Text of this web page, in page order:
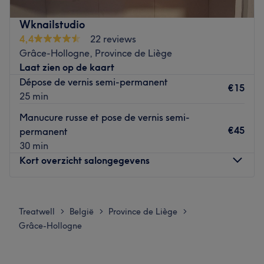
tout comme la peau et le maquillage-soin. En tant que
partenaire et formatrice de La Biosthétique Paris, Katty,
coiffeuse, coloriste et esthéticienne met son expertise à
votre service pour sublimer votre beauté. Situé à Hognoul
non loin d'Ikéa, le salon se veut chaleureux, convivial et
propice au bien-être. Réservez dès maintenant votre
parenthèse beauté sur-mesure.
Wknailstudio
4,4
22 reviews
Grâce-Hollogne, Province de Liège
Laat zien op de kaart
Dépose de vernis semi-permanent
25 min
€15
Manucure russe et pose de vernis semi-
permanent
30 min
€45
Kort overzicht salongegevens
Dinsdag
Woensdag
Treatwell > België > Province de Liège >
Grâce-Hollogne